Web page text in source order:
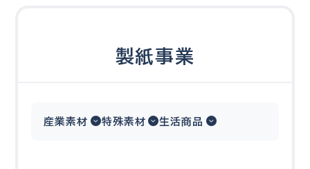
製紙事業
産業素材 特殊素材 生活商品